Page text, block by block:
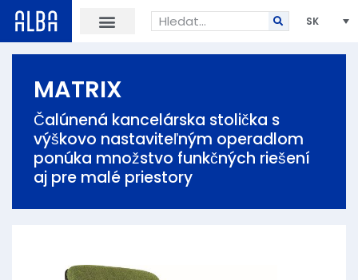
SK
MATRIX
Čalúnená kancelárska stolička s
výškovo nastaviteľným operadlom
ponúka množstvo funkčných riešení
aj pre malé priestory